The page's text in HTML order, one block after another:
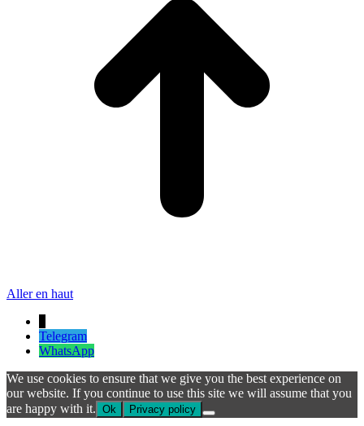
Aller en haut
Telegram
WhatsApp
We use cookies to ensure that we give you the best experience on
our website. If you continue to use this site we will assume that you
are happy with it. Ok Privacy policy